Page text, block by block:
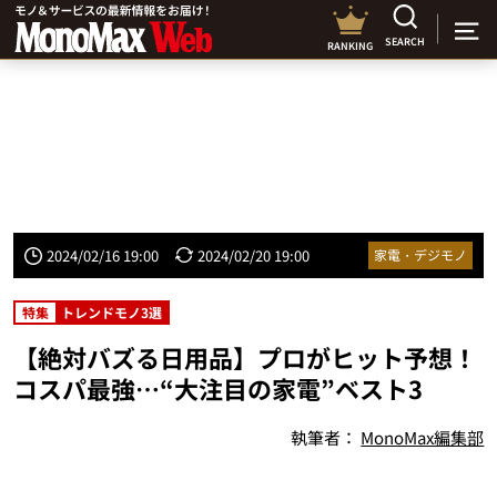
RANKING SEARCH
2024/02/16 19:00 2024/02/20 19:00 家電・デジモノ
特集 トレンドモノ3選
【絶対バズる日用品】プロがヒット予想！
コスパ最強…“大注目の家電”ベスト3
執筆者： MonoMax編集部